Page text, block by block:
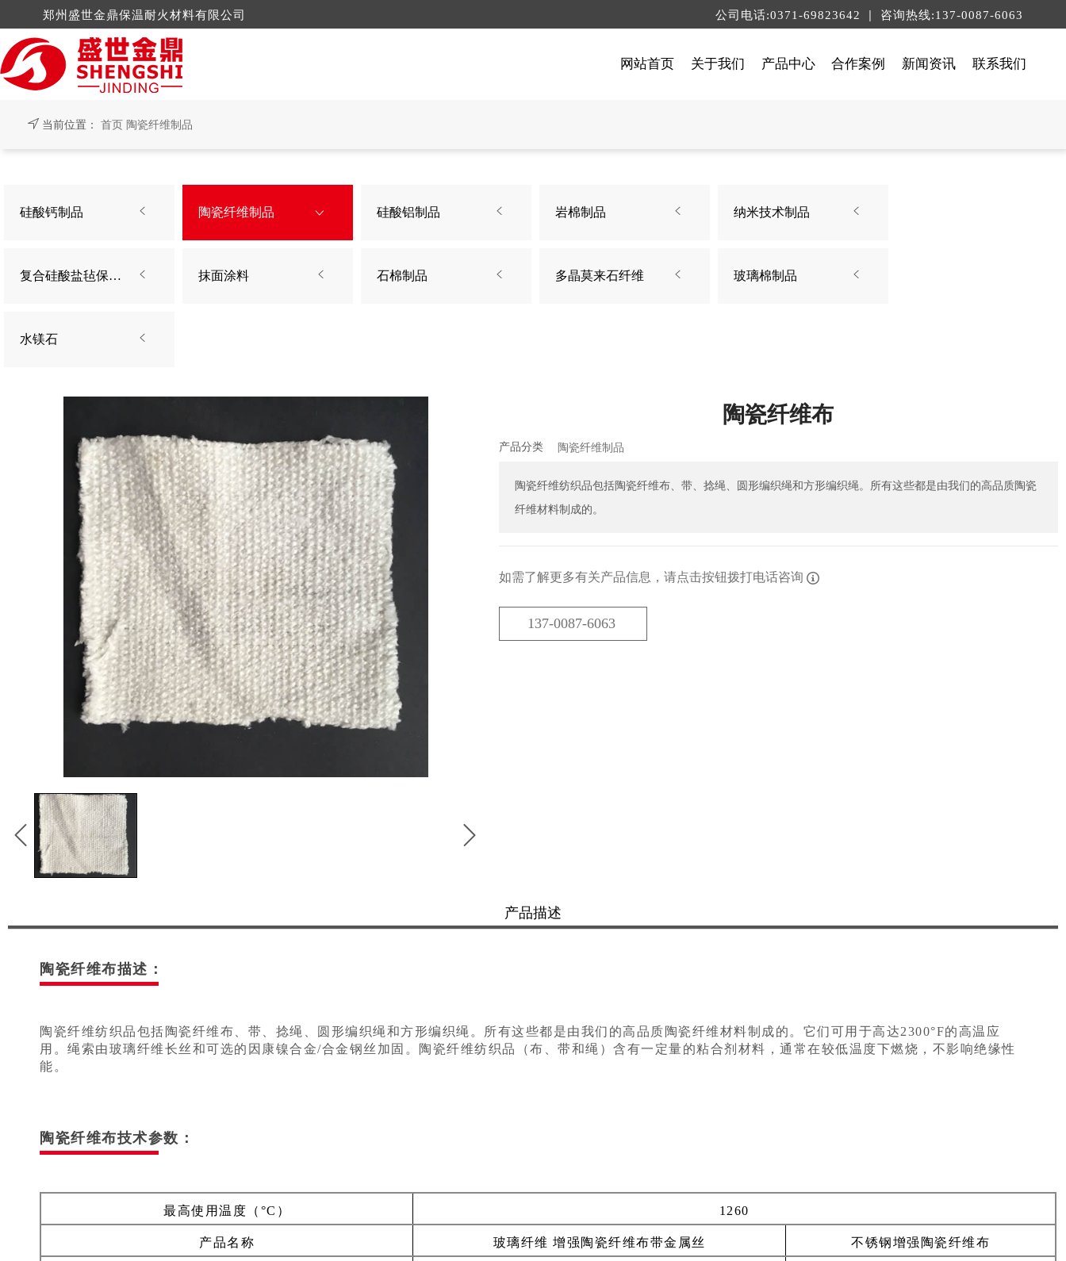
郑州盛世金鼎保温耐火材料有限公司 公司电话:0371-69823642 | 咨询热线:137-0087-6063
网站首页 关于我们 产品中心
岩棉制品 纳米技术制品 复合硅酸盐毡保温板
合作案例
钢铁案例 玻璃陶瓷 航空航天
新闻资讯 联系我们
当前位置： 首页 陶瓷纤维制品
硅酸钙制品  陶瓷纤维制品  硅酸铝制品  岩棉制品  纳米技术制品 
复合硅酸盐毡保温板  抹面涂料  石棉制品  多晶莫来石纤维  玻璃棉制品 
水镁石 
陶瓷纤维布
产品分类 陶瓷纤维制品
陶瓷纤维纺织品包括陶瓷纤维布、带、捻绳、圆形编织绳和方形编织绳。所有这些都是由我们的高品质陶瓷
纤维材料制成的。
如需了解更多有关产品信息，请点击按钮拨打电话咨询
137-0087-6063
产品描述
陶瓷纤维布描述：
陶瓷纤维纺织品包括陶瓷纤维布、带、捻绳、圆形编织绳和方形编织绳。所有这些都是由我们的高品质陶瓷纤维材料制成的。它们可用于高达2300°F的高温应
用。绳索由玻璃纤维长丝和可选的因康镍合金/合金钢丝加固。陶瓷纤维纺织品（布、带和绳）含有一定量的粘合剂材料，通常在较低温度下燃烧，不影响绝缘性
能。
陶瓷纤维布技术参数：
最高使用温度（°C） 1260
产品名称 玻璃纤维 增强陶瓷纤维布带金属丝 不锈钢增强陶瓷纤维布